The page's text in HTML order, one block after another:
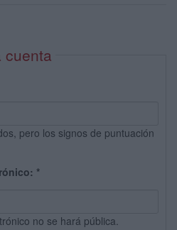
cuenta
pero los signos de puntuación
*
no se hará pública.